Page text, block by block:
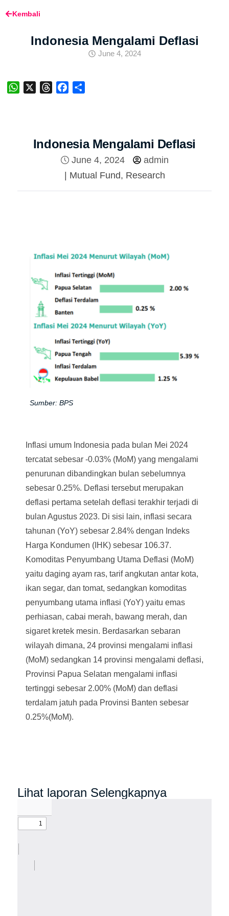
Kembali
Indonesia Mengalami Deflasi
June 4, 2024
WhatsApp ThreadsFacebook
Indonesia Mengalami Deflasi
June 4, 2024
admin
| Mutual Fund, Research
Sumber: BPS
Inflasi umum Indonesia pada bulan Mei 2024
tercatat sebesar -0.03% (MoM) yang mengalami
penurunan dibandingkan bulan sebelumnya
sebesar 0.25%. Deflasi tersebut merupakan
deflasi pertama setelah deflasi terakhir terjadi di
bulan Agustus 2023. Di sisi lain, inflasi secara
tahunan (YoY) sebesar 2.84% dengan Indeks
Harga Kondumen (IHK) sebesar 106.37.
Komoditas Penyumbang Utama Deflasi (MoM)
yaitu daging ayam ras, tarif angkutan antar kota,
ikan segar, dan tomat, sedangkan komoditas
penyumbang utama inflasi (YoY) yaitu emas
perhiasan, cabai merah, bawang merah, dan
sigaret kretek mesin. Berdasarkan sebaran
wilayah dimana, 24 provinsi mengalami inflasi
(MoM) sedangkan 14 provinsi mengalami deflasi,
Provinsi Papua Selatan mengalami inflasi
tertinggi sebesar 2.00% (MoM) dan deflasi
terdalam jatuh pada Provinsi Banten sebesar
0.25%(MoM).
Lihat laporan Selengkapnya